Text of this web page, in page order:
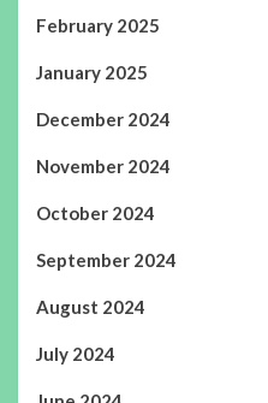
February 2025
January 2025
December 2024
November 2024
October 2024
September 2024
August 2024
July 2024